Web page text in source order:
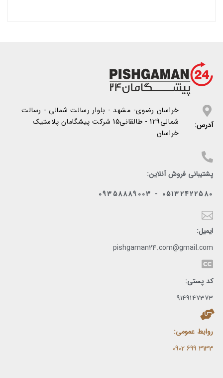
آدرس:
خراسان رضوی- مشهد - بلوار رسالت شمالی - رسالت
شمالی129 - طالقانی15 شرکت پیشگامان پلاستیک
خراسان
پشتیبانی فروش آنلاین:
05132422580 - 09358889003
ایمیل:
pishgaman24.com@gmail.com
کد پستی:
9149147373
روابط عمومی:
3133 699 0902​